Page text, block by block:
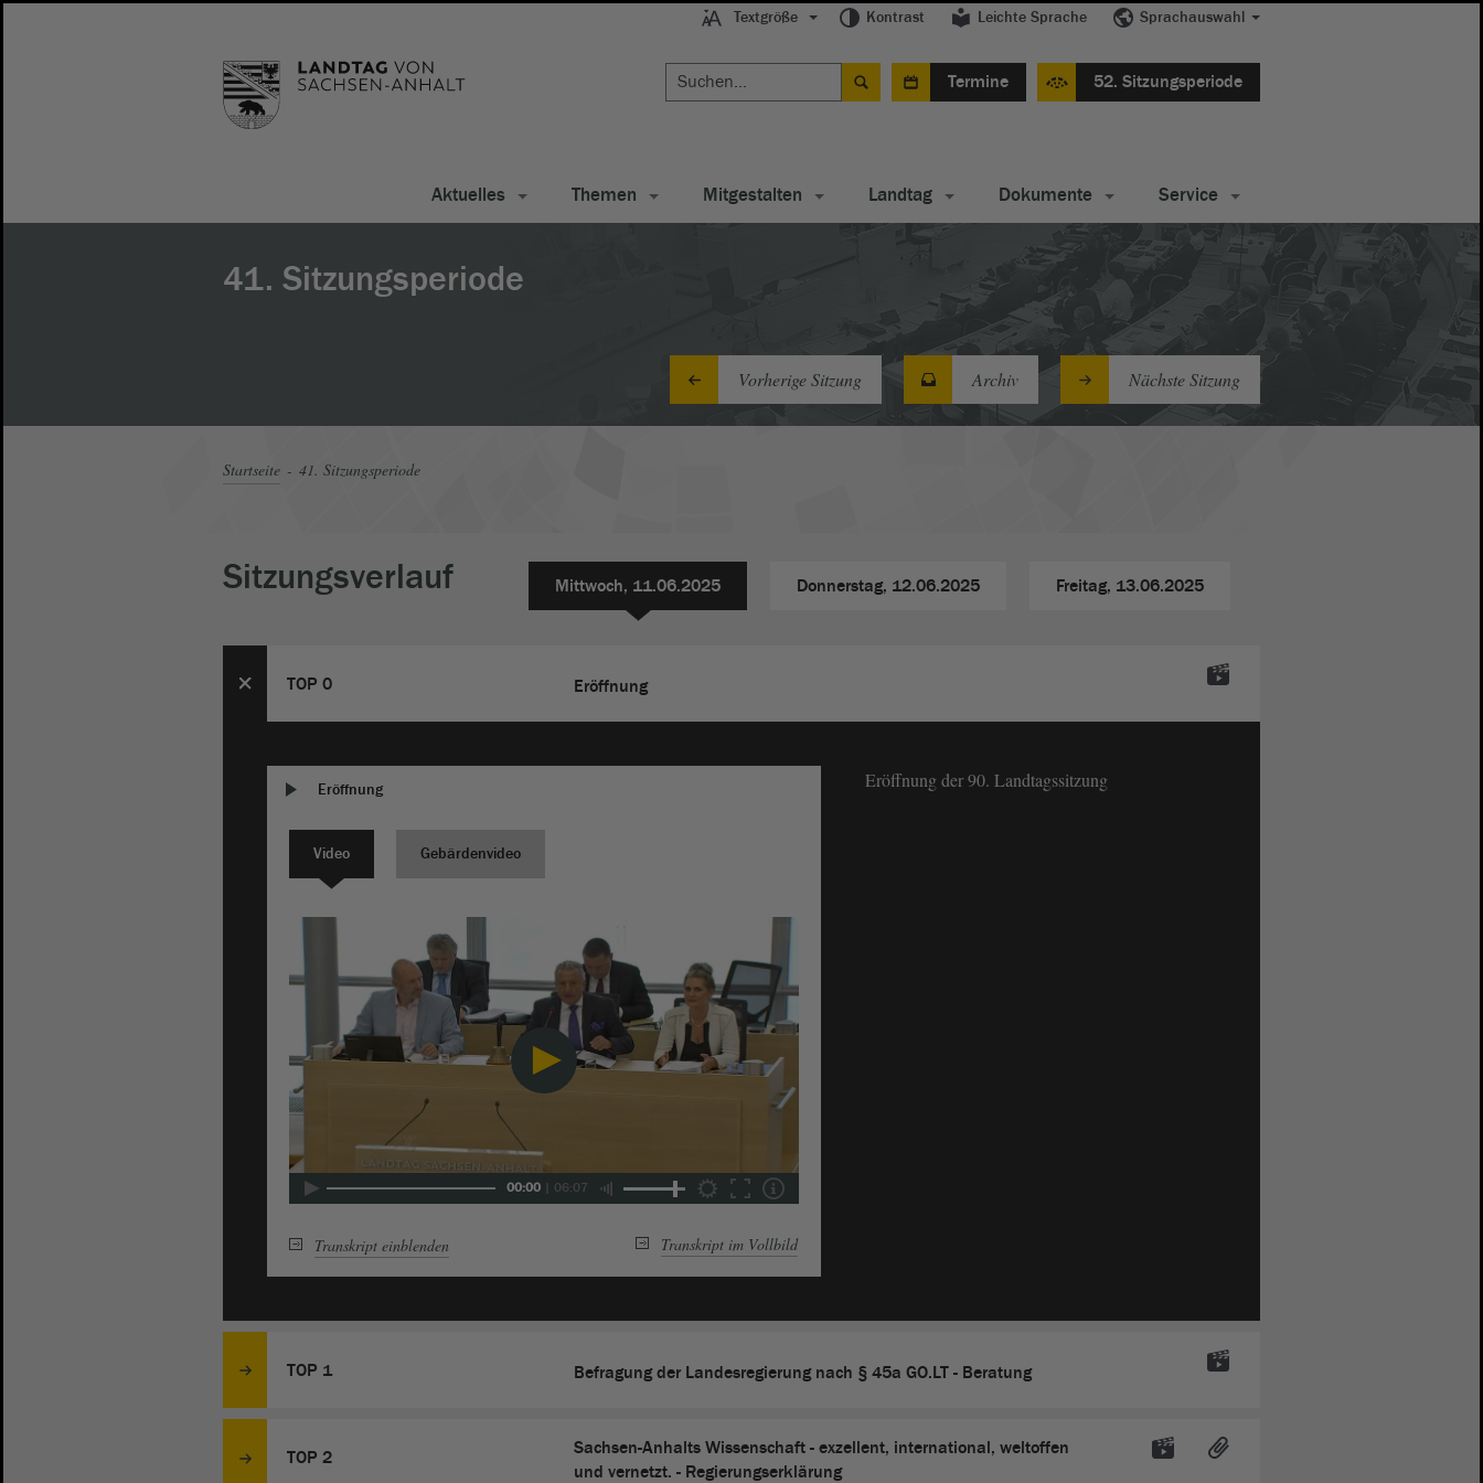
Textgröße Kontrast Leichte Sprache Sprachauswahl
Termine 52. Sitzungsperiode
Aktuelles Themen Mitgestalten Landtag Dokumente Service
41. Sitzungsperiode
Nächste Sitzung
Archiv
Vorherige Sitzung
Startseite 41. Sitzungsperiode
Sitzungsverlauf Mittwoch, 11.06.2025 Donnerstag, 12.06.2025 Freitag, 13.06.2025
TOP 0 Eröffnung
Eröffnung
Video Gebärdenvideo
00:00 06:07
Transkript einblenden Transkript im Vollbild
Eröffnung der 90. Landtagssitzung
TOP 1 Befragung der Landesregierung nach § 45a GO.LT - Beratung
TOP 2
Sachsen-Anhalts Wissenschaft - exzellent, international, weltoffen
und vernetzt. - Regierungserklärung